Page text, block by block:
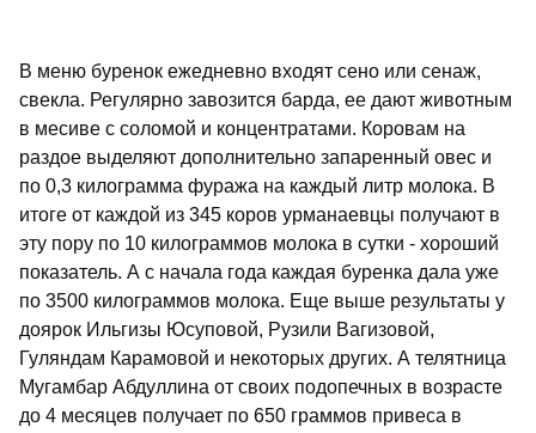
В меню буренок ежедневно входят сено или сенаж,
свекла. Регулярно завозится барда, ее дают животным
в месиве с соломой и концентратами. Коровам на
раздое выделяют дополнительно запаренный овес и
по 0,3 килограмма фуража на каждый литр молока. В
итоге от каждой из 345 коров урманаевцы получают в
эту пору по 10 килограммов молока в сутки - хороший
показатель. А с начала года каждая буренка дала уже
по 3500 килограммов молока. Еще выше результаты у
доярок Ильгизы Юсуповой, Рузили Вагизовой,
Гуляндам Карамовой и некоторых других. А телятница
Мугамбар Абдуллина от своих подопечных в возрасте
до 4 месяцев получает по 650 граммов привеса в